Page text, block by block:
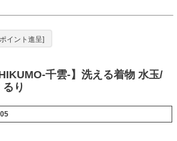
イント進呈]
千雲-】洗える着物 水玉/
り